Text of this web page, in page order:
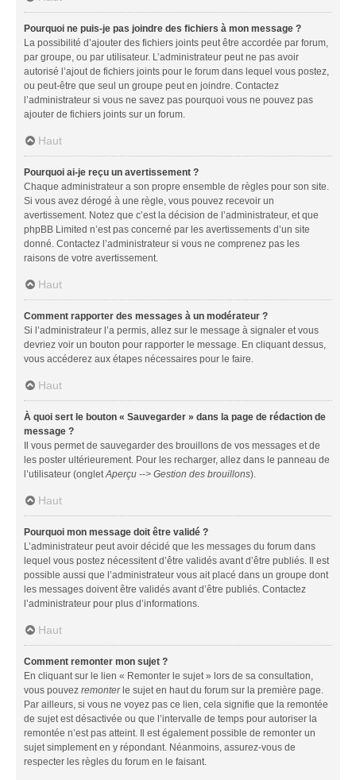
Pourquoi ne puis-je pas joindre des fichiers à mon message ?
La possibilité d’ajouter des fichiers joints peut être accordée par forum,
par groupe, ou par utilisateur. L’administrateur peut ne pas avoir
autorisé l’ajout de fichiers joints pour le forum dans lequel vous postez,
ou peut-être que seul un groupe peut en joindre. Contactez
l’administrateur si vous ne savez pas pourquoi vous ne pouvez pas
ajouter de fichiers joints sur un forum.
Haut
Pourquoi ai-je reçu un avertissement ?
Chaque administrateur a son propre ensemble de règles pour son site.
Si vous avez dérogé à une règle, vous pouvez recevoir un
avertissement. Notez que c’est la décision de l’administrateur, et que
phpBB Limited n’est pas concerné par les avertissements d’un site
donné. Contactez l’administrateur si vous ne comprenez pas les
raisons de votre avertissement.
Haut
Comment rapporter des messages à un modérateur ?
Si l’administrateur l’a permis, allez sur le message à signaler et vous
devriez voir un bouton pour rapporter le message. En cliquant dessus,
vous accéderez aux étapes nécessaires pour le faire.
Haut
À quoi sert le bouton « Sauvegarder » dans la page de rédaction de
message ?
Il vous permet de sauvegarder des brouillons de vos messages et de
les poster ultérieurement. Pour les recharger, allez dans le panneau de
l’utilisateur (ongletAperçu --> Gestion des brouillons).
Haut
Pourquoi mon message doit être validé ?
L’administrateur peut avoir décidé que les messages du forum dans
lequel vous postez nécessitent d’être validés avant d’être publiés. Il est
possible aussi que l’administrateur vous ait placé dans un groupe dont
les messages doivent être validés avant d’être publiés. Contactez
l’administrateur pour plus d’informations.
Haut
Comment remonter mon sujet ?
En cliquant sur le lien « Remonter le sujet » lors de sa consultation,
vous pouvez remonterle sujet en haut du forum sur la première page.
Par ailleurs, si vous ne voyez pas ce lien, cela signifie que la remontée
de sujet est désactivée ou que l’intervalle de temps pour autoriser la
remontée n’est pas atteint. Il est également possible de remonter un
sujet simplement en y répondant. Néanmoins, assurez-vous de
respecter les règles du forum en le faisant.